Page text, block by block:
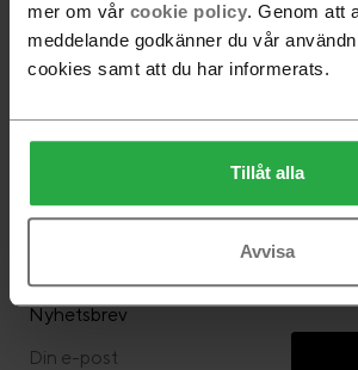
mer om vår cookie policy. Genom att
meddelande godkänner du vår
cookies samt att du har informerats.
Tillåt alla
Avvisa
Alla produkter är
Nyhetsbrev